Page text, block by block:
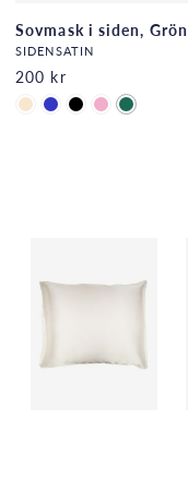
Sovmask i siden, Grön
SIDENSATIN
200 kr